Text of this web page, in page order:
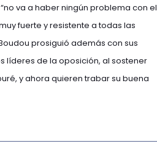
va a haber ningún problema con el
fuerte y resistente a todas las
prosiguió además con sus
líderes de la oposición, al sostener
y ahora quieren trabar su buena